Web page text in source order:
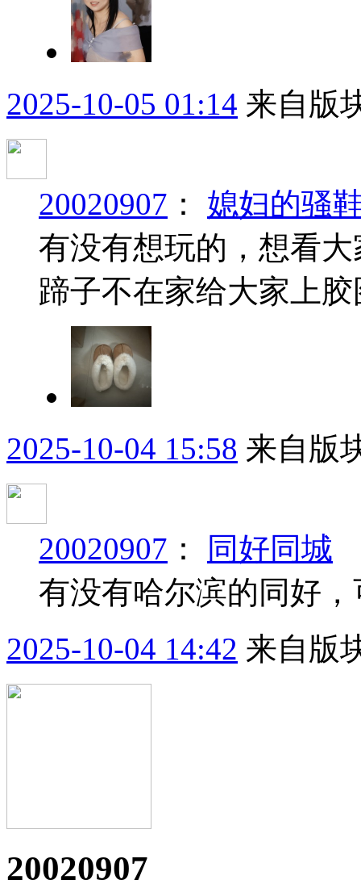
2025-10-05 01:14 来自版
20020907 ： 媳妇的骚
有没有想玩的，想看
蹄子不在家给大家上胶
2025-10-04 15:58 来自版
20020907 ：
同好同城
有没有哈尔滨的同好
2025-10-04 14:42 来自版
20020907